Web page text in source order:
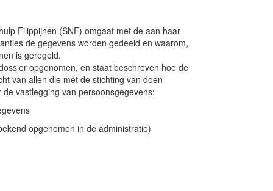
Filippijnen (SNF) omgaat met de aan haar
de gegevens worden gedeeld en waarom,
is geregeld.
opgenomen, en staat beschreven hoe de
van allen die met de stichting van doen
vastlegging van persoonsgegevens:
opgenomen in de administratie)